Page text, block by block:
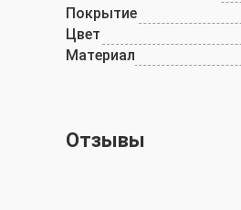
Покрытие
Цвет
Материал
Отзывы